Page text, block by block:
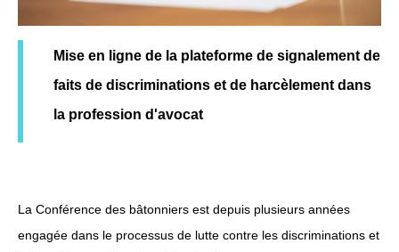
Mise en ligne de la plateforme de signalement de
faits de discriminations et de harcèlement dans
la profession d'avocat
La Conférence des bâtonniers est depuis plusieurs années
engagée dans le processus de lutte contre les discriminations et